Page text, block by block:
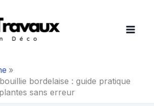
bordelaise : guide pratique
sans erreur